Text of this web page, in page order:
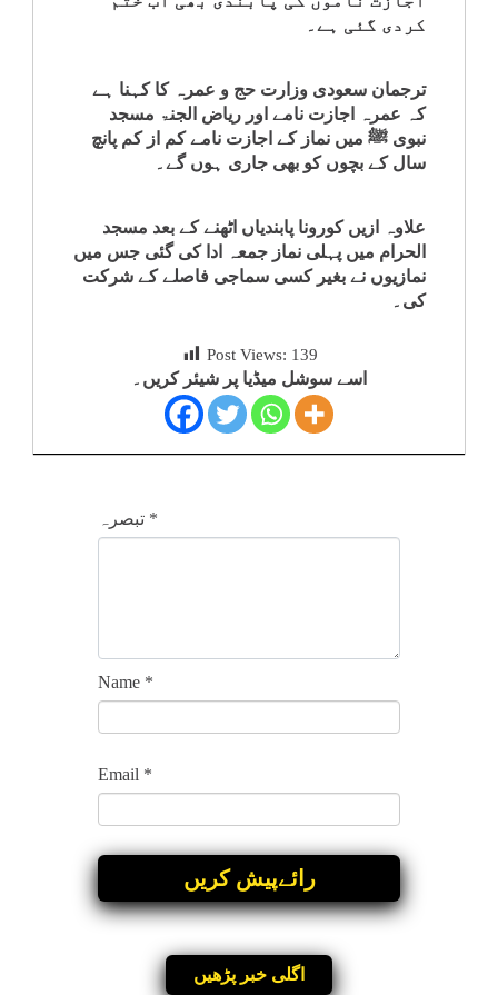
سپلیمنٹس
کردی گئی ہے۔
ترجمان سعودی وزارت حج و عمرہ کا کہنا ہے
کہ عمرہ اجازت نامے اور ریاض الجنۃ مسجد
نبوی ﷺ میں نماز کے اجازت نامے کم از کم پانچ
سال کے بچوں کو بھی جاری ہوں گے۔
علاوہ ازیں کورونا پابندیاں اٹھنے کے بعد مسجد
الحرام میں پہلی نماز جمعہ ادا کی گئی جس میں
نمازیوں نے بغیر کسی سماجی فاصلے کے شرکت
کی۔
Post Views: 139
اسے سوشل میڈیا پر شیئر کریں۔
تبصرہ *
Name *
Email *
اگلی خبر پڑھیں